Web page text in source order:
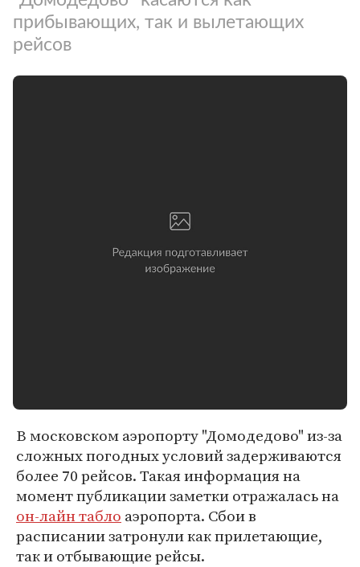
прибывающих, так и вылетающих
рейсов
В московском аэропорту "Домодедово" из-за
сложных погодных условий задерживаются
более 70 рейсов. Такая информация на
момент публикации заметки отражалась на
он-лайн табло аэропорта. Сбои в
расписании затронули как прилетающие,
так и отбывающие рейсы.